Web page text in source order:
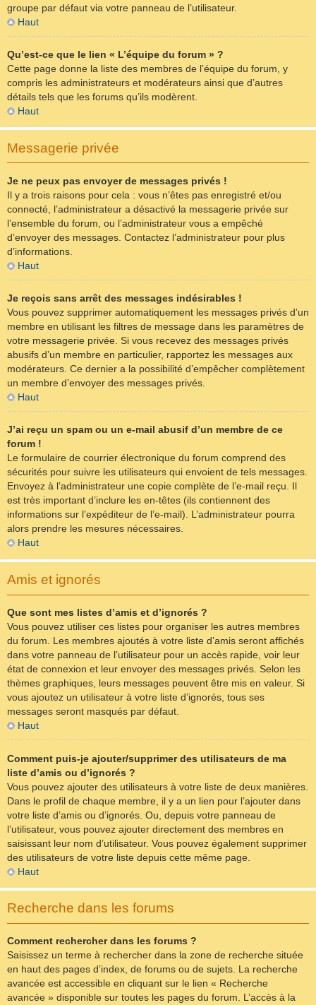
groupe par défaut via votre panneau de l’utilisateur.
Haut
Qu’est-ce que le lien « L’équipe du forum » ?
Cette page donne la liste des membres de l’équipe du forum, y
compris les administrateurs et modérateurs ainsi que d’autres
détails tels que les forums qu’ils modèrent.
Haut
Messagerie privée
Je ne peux pas envoyer de messages privés !
Il y a trois raisons pour cela : vous n’êtes pas enregistré et/ou
connecté, l’administrateur a désactivé la messagerie privée sur
l’ensemble du forum, ou l’administrateur vous a empêché
d’envoyer des messages. Contactez l’administrateur pour plus
d’informations.
Haut
Je reçois sans arrêt des messages indésirables !
Vous pouvez supprimer automatiquement les messages privés d’un
membre en utilisant les filtres de message dans les paramètres de
votre messagerie privée. Si vous recevez des messages privés
abusifs d’un membre en particulier, rapportez les messages aux
modérateurs. Ce dernier a la possibilité d’empêcher complètement
un membre d’envoyer des messages privés.
Haut
J’ai reçu un spam ou un e-mail abusif d’un membre de ce
forum !
Le formulaire de courrier électronique du forum comprend des
sécurités pour suivre les utilisateurs qui envoient de tels messages.
Envoyez à l’administrateur une copie complète de l’e-mail reçu. Il
est très important d’inclure les en-têtes (ils contiennent des
informations sur l’expéditeur de l’e-mail). L’administrateur pourra
alors prendre les mesures nécessaires.
Haut
Amis et ignorés
Que sont mes listes d’amis et d’ignorés ?
Vous pouvez utiliser ces listes pour organiser les autres membres
du forum. Les membres ajoutés à votre liste d’amis seront affichés
dans votre panneau de l’utilisateur pour un accès rapide, voir leur
état de connexion et leur envoyer des messages privés. Selon les
thèmes graphiques, leurs messages peuvent être mis en valeur. Si
vous ajoutez un utilisateur à votre liste d’ignorés, tous ses
messages seront masqués par défaut.
Haut
Comment puis-je ajouter/supprimer des utilisateurs de ma
liste d’amis ou d’ignorés ?
Vous pouvez ajouter des utilisateurs à votre liste de deux manières.
Dans le profil de chaque membre, il y a un lien pour l’ajouter dans
votre liste d’amis ou d’ignorés. Ou, depuis votre panneau de
l’utilisateur, vous pouvez ajouter directement des membres en
saisissant leur nom d’utilisateur. Vous pouvez également supprimer
des utilisateurs de votre liste depuis cette même page.
Haut
Recherche dans les forums
Comment rechercher dans les forums ?
Saisissez un terme à rechercher dans la zone de recherche située
en haut des pages d’index, de forums ou de sujets. La recherche
avancée est accessible en cliquant sur le lien « Recherche
avancée » disponible sur toutes les pages du forum. L’accès à la